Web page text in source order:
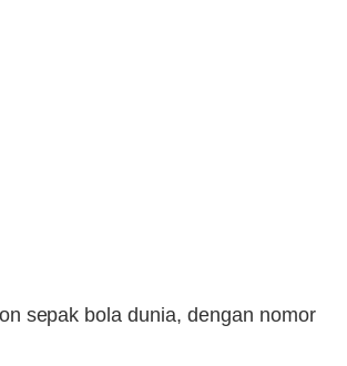
sepak bola dunia, dengan nomor